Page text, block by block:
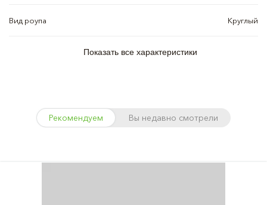
Вид роупа Круглый
Показать все характеристики
Рекомендуем Вы недавно смотрели